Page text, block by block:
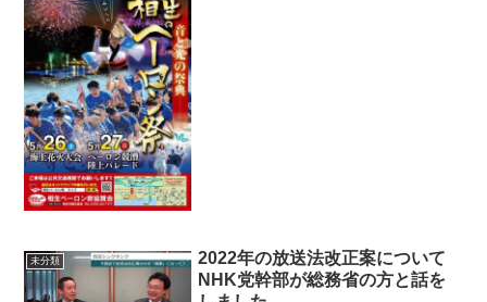
未分類
2022年の放送法改正案について
NHK党幹部が総務省の方と話を